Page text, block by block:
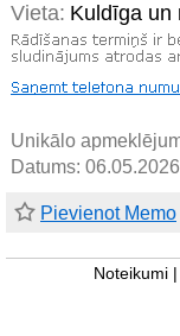
Vieta: Kuldīga un
Unikālo
Datums:
Pievienot Memo
Noteikumi